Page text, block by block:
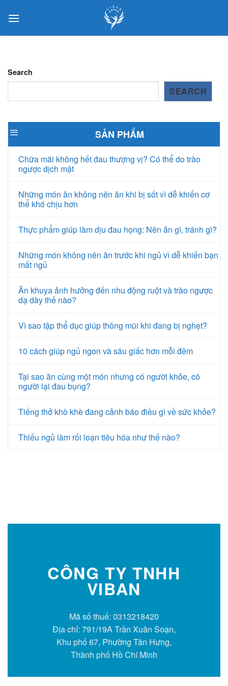
Search
SEARCH
SẢN PHẨM
Chữa mãi không hết đau thượng vị? Có thể do trào
ngược dịch mật
Những món ăn không nên ăn khi bị sốt vì dễ khiến cơ
thể khó chịu hơn
Thực phẩm giúp làm dịu đau họng: Nên ăn gì, tránh gì?
Những món không nên ăn trước khi ngủ vì dễ khiến bạn
mất ngủ
Ăn khuya ảnh hưởng đến nhu động ruột và trào ngược
dạ dày thế nào?
Vì sao tập thể dục giúp thông mũi khi đang bị nghẹt?
10 cách giúp ngủ ngon và sâu giấc hơn mỗi đêm
Tại sao ăn cùng một món nhưng có người khỏe, có
người lại đau bụng?
Tiếng thở khò khè đang cảnh báo điều gì về sức khỏe?
Thiếu ngủ làm rối loạn tiêu hóa như thế nào?
CÔNG TY TNHH
VIBAN
Mã số thuế: 0313218420
Địa chỉ: 791/19A Trần Xuân Soạn,
Khu phố 67, Phường Tân Hưng,
Thành phố Hồ Chí Minh